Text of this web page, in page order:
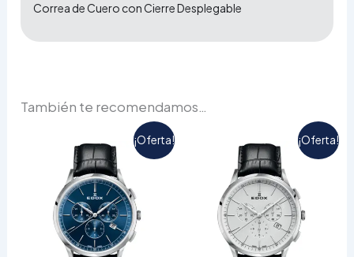
Correa de Cuero con Cierre Desplegable
También te recomendamos…
¡Oferta!
El
precio
$1,880,000.00.
El
precio
$1,222,000.00.
¡Oferta!
El
precio
El
precio